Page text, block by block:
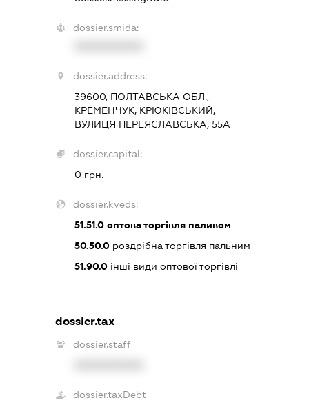
dossier.smida:
dossier.address:
39600, ПОЛТАВСЬКА ОБЛ.,
КРЕМЕНЧУК, КРЮКІВСЬКИЙ,
ВУЛИЦЯ ПЕРЕЯСЛАВСЬКА, 55А
dossier.capital:
0 грн.
dossier.kveds:
51.51.0 оптова торгівля паливом
50.50.0 роздрібна торгівля пальним
51.90.0 інші види оптової торгівлі
dossier.tax
dossier.staff
dossier.taxDebt